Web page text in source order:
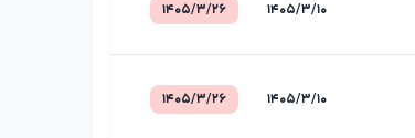
۱۴۰۵/۳/۱۰ ۱۴۰۵/۳/۲۶
۱۴۰۵/۳/۱۰ ۱۴۰۵/۳/۲۶